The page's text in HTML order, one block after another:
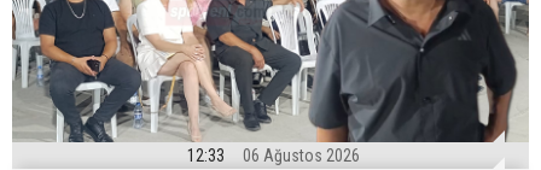
12:33 06 Ağustos 2026